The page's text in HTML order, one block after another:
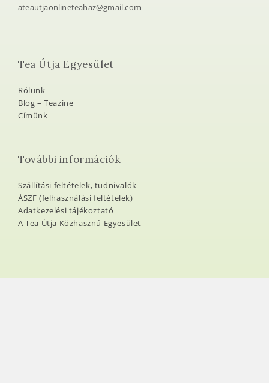
ateautjaonlineteahaz@gmail.com
Tea Útja Egyesület
Rólunk
Blog – Teazine
Címünk
További információk
Szállítási feltételek, tudnivalók
ÁSZF (felhasználási feltételek)
Adatkezelési tájékoztató
A Tea Útja Közhasznú Egyesület